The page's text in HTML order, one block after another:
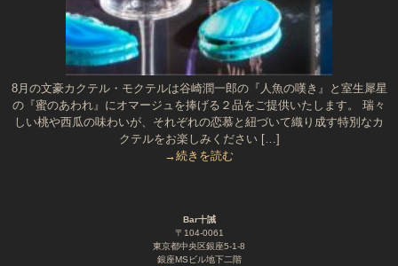
8月の文豪カクテル・モクテルは谷崎潤一郎の『人魚の嘆き』と室生犀星
の『蜜のあわれ』にオマージュを捧げる２品をご提供いたします。 瑞々
しい桃や西瓜の味わいが、それぞれの恋慕と紐づいて織り成す特別なカ
クテルをお楽しみください […]
→続きを読む
Bar十誡
〒104-0061
東京都中央区銀座5-1-8
銀座MSビル地下二階